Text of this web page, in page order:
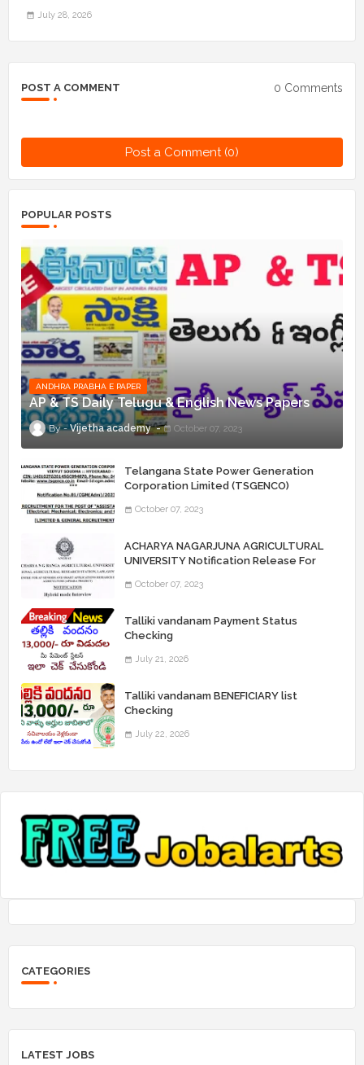
July 28, 2026
POST A COMMENT 0 Comments
Post a Comment (0)
POPULAR POSTS
ANDHRA PRABHA E PAPER
AP & TS Daily Telugu & English News Papers
Vijetha academy October 07, 2023
Telangana State Power Generation
Corporation Limited (TSGENCO)
“Assistant Engineers" Posts
October 07, 2023
ACHARYA NAGARJUNA AGRICULTURAL
UNIVERSITY Notification Release For
October 07, 2023
Talliki vandanam Payment Status
Checking
July 21, 2026
Talliki vandanam BENEFICIARY list
Checking
July 22, 2026
CATEGORIES
LATEST JOBS